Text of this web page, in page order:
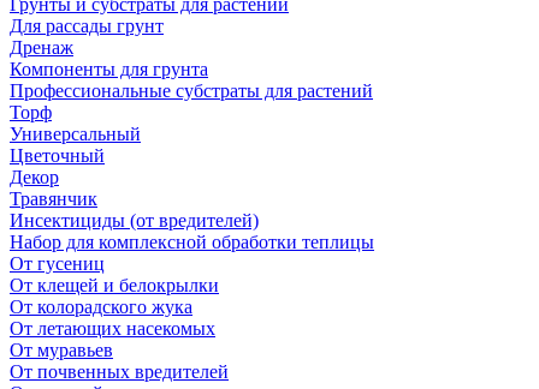
Грунты и субстраты для растений
Для рассады грунт
Дренаж
Компоненты для грунта
Профессиональные субстраты для растений
Торф
Универсальный
Цветочный
Декор
Травянчик
Инсектициды (от вредителей)
Набор для комплексной обработки теплицы
От гусениц
От клещей и белокрылки
От колорадского жука
От летающих насекомых
От муравьев
От почвенных вредителей